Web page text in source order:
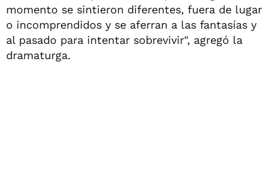
momento se sintieron diferentes, fuera de lugar
o incomprendidos y se aferran a las fantasías y
al pasado para intentar sobrevivir", agregó la
dramaturga.